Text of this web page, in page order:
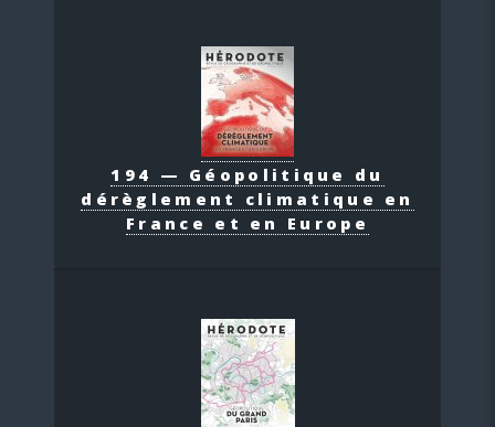
194 — Géopolitique du
dérèglement climatique en
France et en Europe